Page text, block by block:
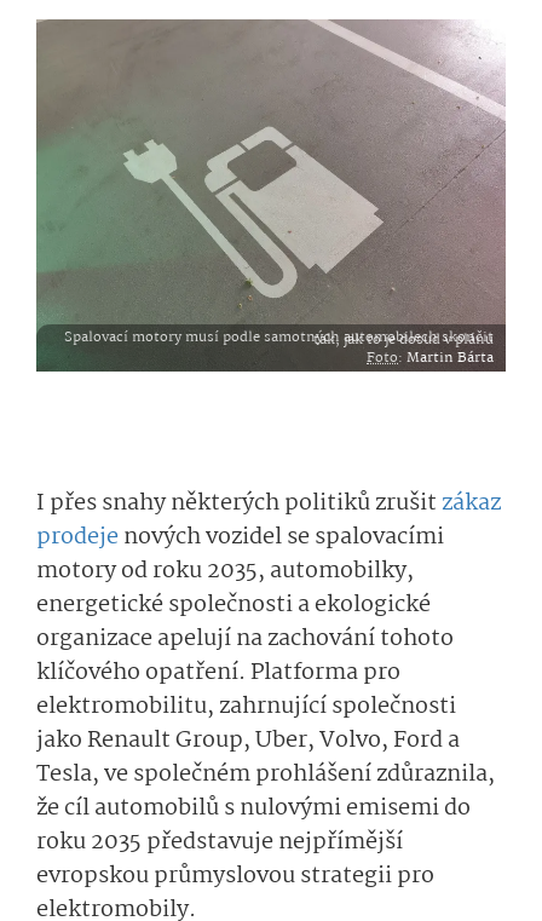
Spalovací motory musí podle samotných automobilech skončit tak, jak to je dosud v plánu
Foto: Martin Bárta
I přes snahy některých politiků zrušit zákaz
prodejenových vozidel se spalovacími
motory od roku 2035, automobilky,
energetické společnosti a ekologické
organizace apelují na zachování tohoto
klíčového opatření. Platforma pro
elektromobilitu, zahrnující společnosti
jako Renault Group, Uber, Volvo, Ford a
Tesla, ve společném prohlášení zdůraznila,
že cíl automobilů s nulovými emisemi do
roku 2035 představuje nejpřímější
evropskou průmyslovou strategii pro
elektromobily.